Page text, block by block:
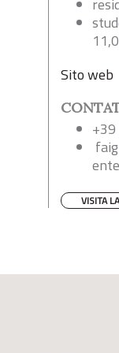
Sito web
VISITA